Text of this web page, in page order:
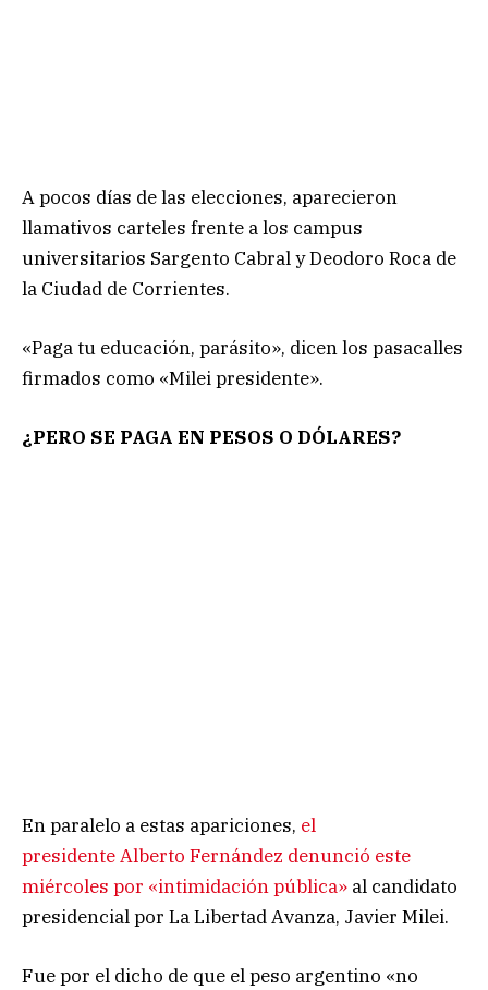
A pocos días de las elecciones, aparecieron
llamativos carteles frente a los campus
universitarios Sargento Cabral y Deodoro Roca de
la Ciudad de Corrientes.
«Paga tu educación, parásito», dicen los pasacalles
firmados como «Milei presidente».
¿PERO SE PAGA EN PESOS O DÓLARES?
En paralelo a estas apariciones, el
presidente Alberto Fernández denunció este
miércoles por «intimidación pública» al candidato
presidencial por La Libertad Avanza, Javier Milei.
Fue por el dicho de que el peso argentino «no